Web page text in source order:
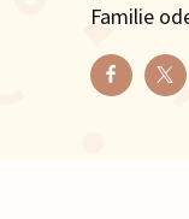
Familie